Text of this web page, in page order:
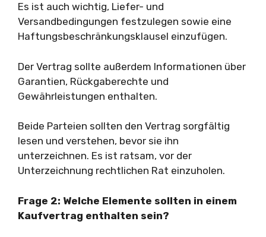
Es ist auch wichtig, Liefer- und
Versandbedingungen festzulegen sowie eine
Haftungsbeschränkungsklausel einzufügen.
Der Vertrag sollte außerdem Informationen über
Garantien, Rückgaberechte und
Gewährleistungen enthalten.
Beide Parteien sollten den Vertrag sorgfältig
lesen und verstehen, bevor sie ihn
unterzeichnen. Es ist ratsam, vor der
Unterzeichnung rechtlichen Rat einzuholen.
Frage 2: Welche Elemente sollten in einem
Kaufvertrag enthalten sein?